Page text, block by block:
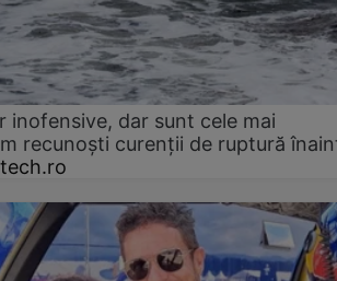
inofensive, dar sunt cele mai
recunoști curenții de ruptură